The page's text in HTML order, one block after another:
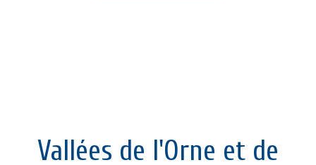
Vallées de l'Orne et de